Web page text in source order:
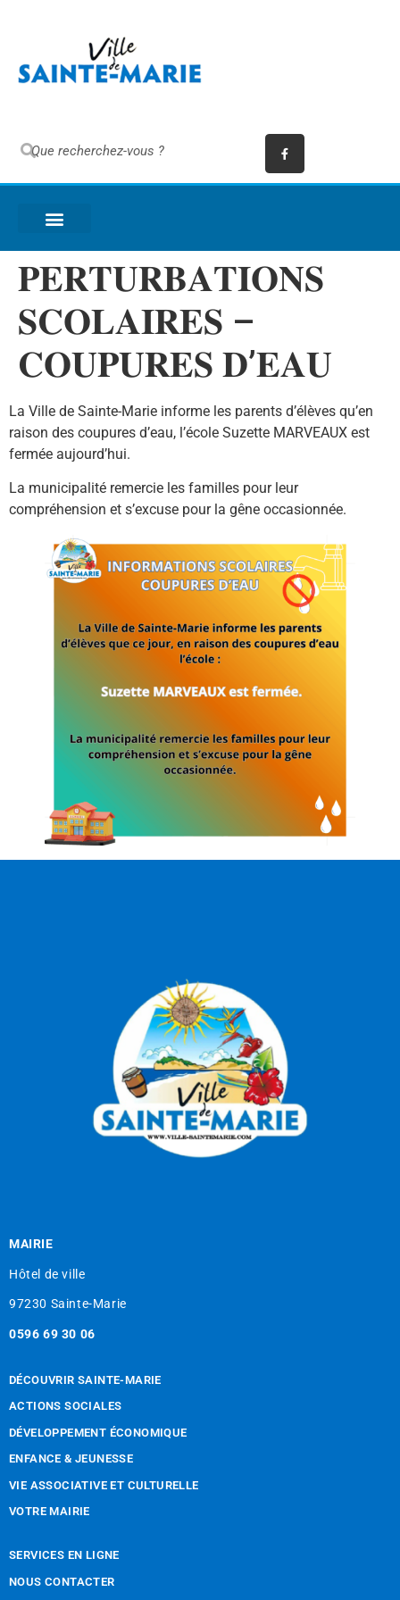
𝐏𝐄𝐑𝐓𝐔𝐑𝐁𝐀𝐓𝐈𝐎𝐍𝐒
𝐒𝐂𝐎𝐋𝐀𝐈𝐑𝐄𝐒 –
𝐂𝐎𝐔𝐏𝐔𝐑𝐄𝐒 𝐃’𝐄𝐀𝐔
La Ville de Sainte-Marie informe les parents d’élèves qu’en
raison des coupures d’eau, l’école Suzette MARVEAUX est
fermée aujourd’hui.
La municipalité remercie les familles pour leur
compréhension et s’excuse pour la gêne occasionnée.
MAIRIE
Hôtel de ville
97230 Sainte-Marie
0596 69 30 06
DÉCOUVRIR SAINTE-MARIE
ACTIONS SOCIALES
DÉVELOPPEMENT ÉCONOMIQUE
ENFANCE & JEUNESSE
VIE ASSOCIATIVE ET CULTURELLE
VOTRE MAIRIE
SERVICES EN LIGNE
NOUS CONTACTER